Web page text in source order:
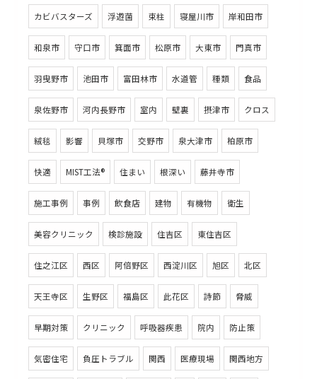
カビバスターズ 浮遊菌 束柱 寝屋川市 岸和田市
和泉市 守口市 箕面市 松原市 大東市 門真市
羽曳野市 池田市 富田林市 水道管 種類 食品
泉佐野市 河内長野市 室内 壁裏 摂津市 クロス
絨毯 影響 貝塚市 交野市 泉大津市 柏原市
快適 MIST工法® 住まい 根深い 藤井寺市
施工事例 事例 飲食店 建物 有機物 衛生
美容クリニック 検診施設 住吉区 東住吉区
住之江区 西区 阿倍野区 西淀川区 旭区 北区
天王寺区 生野区 福島区 此花区 詩節 脅威
早期対策 クリニック 呼吸器疾患 院内 防止策
気密住宅 負圧トラブル 関西 医療現場 関西地方